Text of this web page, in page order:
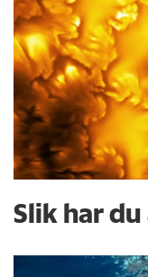
Slik har